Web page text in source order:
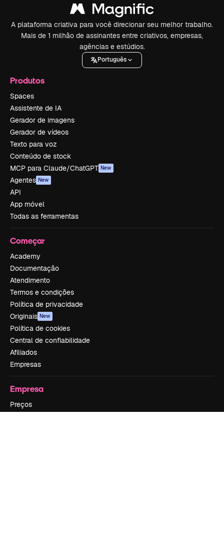
A plataforma criativa para você direcionar seu melhor trabalho.
Mais de 1 milhão de assinantes entre criativos, empresas,
agências e estúdios.
Português
Produtos
Spaces
Assistente de IA
Gerador de imagens
Gerador de vídeos
Texto para voz
Conteúdo de stock
MCP para Claude/ChatGPT New
Agentes New
API
App móvel
Todas as ferramentas
Começar
Academy
Documentação
Atendimento
Termos e condições
Política de privacidade
Originais New
Política de cookies
Central de confiabilidade
Afiliados
Empresas
Empresa
Preços